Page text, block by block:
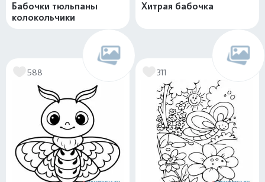
Бабочки тюльпаны
колокольчики
Хитрая бабочка
588 311